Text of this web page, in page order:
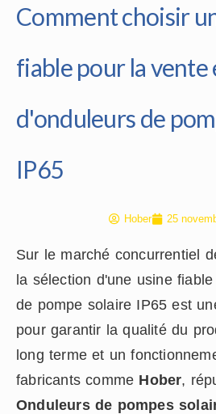
Comment choisir
fiable pour la vente
d'onduleurs de
IP65
Hober 25
Sur le marché concurrentiel
la sélection d'une usine
de pompe solaire IP65 est
pour garantir la qualité du
long terme et un
fabricants comme Hober,
Onduleurs de pompes